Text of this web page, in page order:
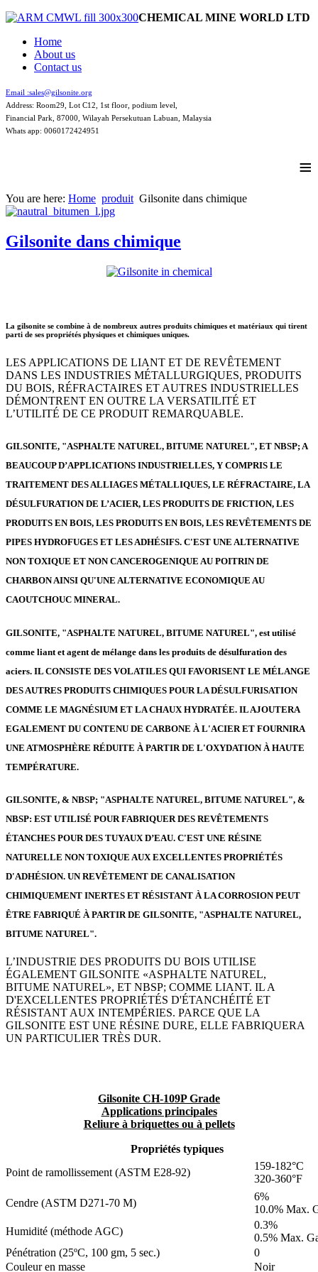
CHEMICAL MINE WORLD LTD
Home
About us
Contact us
Email :sales@gilsonite.org
Address: Room29, Lot C12, 1st floor, podium level,
Financial Park, 87000, Wilayah Persekutuan Labuan, Malaysia
Whats app: 0060172424951
≡
You are here: Home produit Gilsonite dans chimique
Gilsonite dans chimique
La gilsonite se combine à de nombreux autres produits chimiques et matériaux qui tirent
parti de ses propriétés physiques et chimiques uniques.
LES APPLICATIONS DE LIANT ET DE REVÊTEMENT
DANS LES INDUSTRIES MÉTALLURGIQUES, PRODUITS
DU BOIS, RÉFRACTAIRES ET AUTRES INDUSTRIELLES
DÉMONTRENT EN OUTRE LA VERSATILITÉ ET
L’UTILITÉ DE CE PRODUIT REMARQUABLE.
GILSONITE, "ASPHALTE NATUREL, BITUME NATUREL", ET NBSP; A
BEAUCOUP D’APPLICATIONS INDUSTRIELLES, Y COMPRIS LE
TRAITEMENT DES ALLIAGES MÉTALLIQUES, LE RÉFRACTAIRE, LA
DÉSULFURATION DE L’ACIER, LES PRODUITS DE FRICTION, LES
PRODUITS EN BOIS, LES PRODUITS EN BOIS, LES REVÊTEMENTS DE
PIPES HYDROFUGES ET LES ADHÉSIFS. C'EST UNE ALTERNATIVE
NON TOXIQUE ET NON CANCEROGENIQUE AU POITRIN DE
CHARBON AINSI QU'UNE ALTERNATIVE ECONOMIQUE AU
CAOUTCHOUC MINERAL.
GILSONITE, "ASPHALTE NATUREL, BITUME NATUREL", est utilisé
comme liant et agent de mélange dans les produits de désulfuration des
aciers. IL CONSISTE DES VOLATILES QUI FAVORISENT LE MÉLANGE
DES AUTRES PRODUITS CHIMIQUES POUR LA DÉSULFURISATION
COMME LE MAGNÉSIUM ET LA CHAUX HYDRATÉE. IL AJOUTERA
EGALEMENT DU CONTENU DE CARBONE À L'ACIER ET FOURNIRA
UNE ATMOSPHÈRE RÉDUITE À PARTIR DE L'OXYDATION À HAUTE
TEMPÉRATURE.
GILSONITE, & NBSP; "ASPHALTE NATUREL, BITUME NATUREL", &
NBSP: EST UTILISÉ POUR FABRIQUER DES REVÊTEMENTS
ÉTANCHES POUR DES TUYAUX D’EAU. C'EST UNE RÉSINE
NATURELLE NON TOXIQUE AUX EXCELLENTES PROPRIÉTÉS
D'ADHÉSION. UN REVÊTEMENT DE CANALISATION
CHIMIQUEMENT INERTES ET RÉSISTANT À LA CORROSION PEUT
ÊTRE FABRIQUÉ À PARTIR DE GILSONITE, "ASPHALTE NATUREL,
BITUME NATUREL".
L’INDUSTRIE DES PRODUITS DU BOIS UTILISE
ÉGALEMENT GILSONITE «ASPHALTE NATUREL,
BITUME NATUREL», ET NBSP; COMME LIANT. IL A
D'EXCELLENTES PROPRIÉTÉS D'ÉTANCHÉITÉ ET
RÉSISTANT AUX INTEMPÉRIES. PARCE QUE LA
GILSONITE EST UNE RÉSINE DURE, ELLE FABRIQUERA
UN PARTICULIER TRÈS DUR.
Gilsonite CH-109P Grade
Applications principales
Reliure à briquettes ou à pellets
Propriétés typiques
Point de ramollissement (ASTM E28-92)
159-182°C
320-360°F
Cendre (ASTM D271-70 M)
6%
10.0% Max.
Humidité (méthode AGC)
0.3%
0.5% Max.
Pénétration (25ºC, 100 gm, 5 sec.)
0
Couleur en masse
Noir